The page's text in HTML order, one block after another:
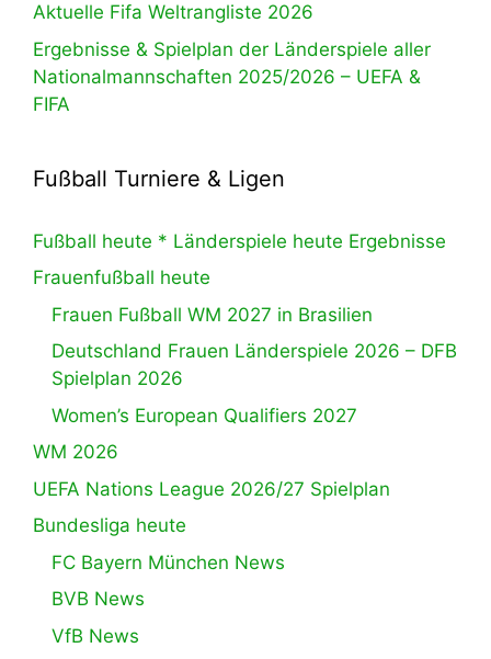
Aktuelle Fifa Weltrangliste 2026
Ergebnisse & Spielplan der Länderspiele aller
Nationalmannschaften 2025/2026 – UEFA &
FIFA
Fußball Turniere & Ligen
Fußball heute * Länderspiele heute Ergebnisse
Frauenfußball heute
Frauen Fußball WM 2027 in Brasilien
Deutschland Frauen Länderspiele 2026 – DFB
Spielplan 2026
Women’s European Qualifiers 2027
WM 2026
UEFA Nations League 2026/27 Spielplan
Bundesliga heute
FC Bayern München News
BVB News
VfB News